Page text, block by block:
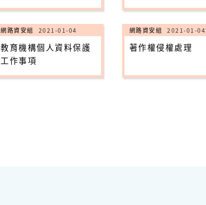
畫(1101021核定)
網路資安組 2021-01-04
教育機構個人資料保護
工作事項
網路資安組 2021-01-04
著作權侵權處理